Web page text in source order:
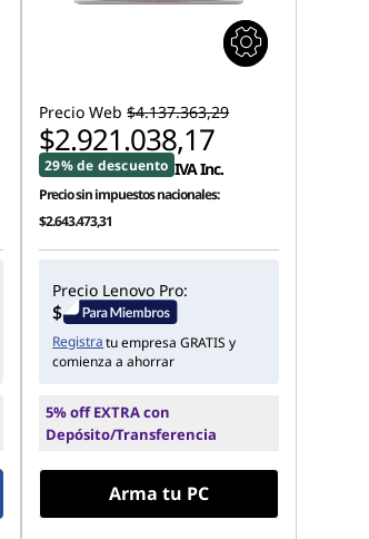
Precio Web $4.137.363,29
$2.921.038,17
29% de descuento IVA Inc.
Precio sin impuestos nacionales:
$2.643.473,31
Precio Lenovo Pro:
Registratu empresa GRATIS y
comienza a ahorrar
5% off EXTRA con
Depósito/Transferencia
Arma tu PC